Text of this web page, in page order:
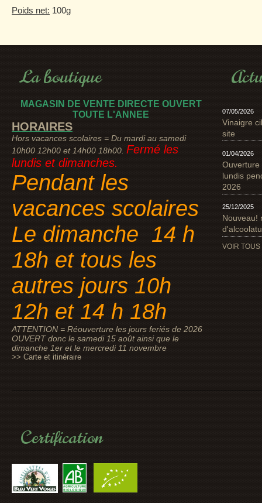
Poids net: 100g
La boutique
MAGASIN DE VENTE DIRECTE OUVERT
TOUTE L'ANNEE
HORAIRES
Hors vacances scolaires = Du mardi au samedi
10h00 12h00 et 14h00 18h00. Fermé les
lundis et dimanches.
Pendant les
vacances scolaires
Le dimanche 14 h
18h et tous les
autres jours 10h
12h et 14 h 18h
ATTENTION = Réouverture les jours feriés de 2026
OUVERT donc le samedi 15 août ainsi que le
dimanche 1er et le mercredi 11 novembre
>> Carte et itinéraire
07/05/2026
Vinaigre
site
01/04/2026
Ouverture
lundis
2026
25/12/2025
Nouveau!
VOIR TOUS
Certification